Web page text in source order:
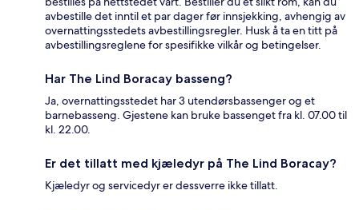
avbestille det inntil et par dager før innsjekking, avhengig av
overnattingsstedets avbestillingsregler. Husk å ta en titt på
avbestillingsreglene for spesifikke vilkår og betingelser.
Har The Lind Boracay basseng?
Ja, overnattingsstedet har 3 utendørsbassenger og et
barnebasseng. Gjestene kan bruke bassenget fra kl. 07.00 til
kl. 22.00.
Er det tillatt med kjæledyr på The Lind Boracay?
Kjæledyr og servicedyr er dessverre ikke tillatt.